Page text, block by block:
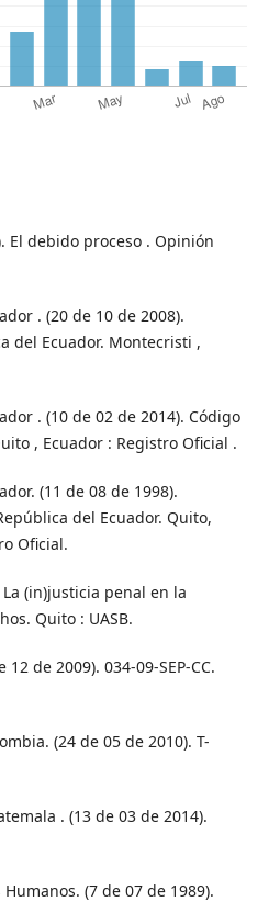
El debido proceso . Opinión
. (20 de 10 de 2008).
del Ecuador. Montecristi ,
. (10 de 02 de 2014). Código
, Ecuador : Registro Oficial .
(11 de 08 de 1998).
del Ecuador. Quito,
Oficial.
(in)justicia penal en la
Quito : UASB.
de 2009). 034-09-SEP-CC.
(24 de 05 de 2010). T-
. (13 de 03 de 2014).
(7 de 07 de 1989).